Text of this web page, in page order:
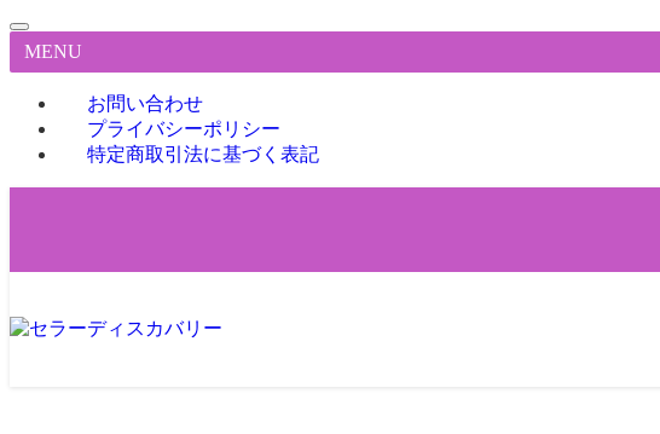
MENU
お問い合わせ
プライバシーポリシー
特定商取引法に基づく表記